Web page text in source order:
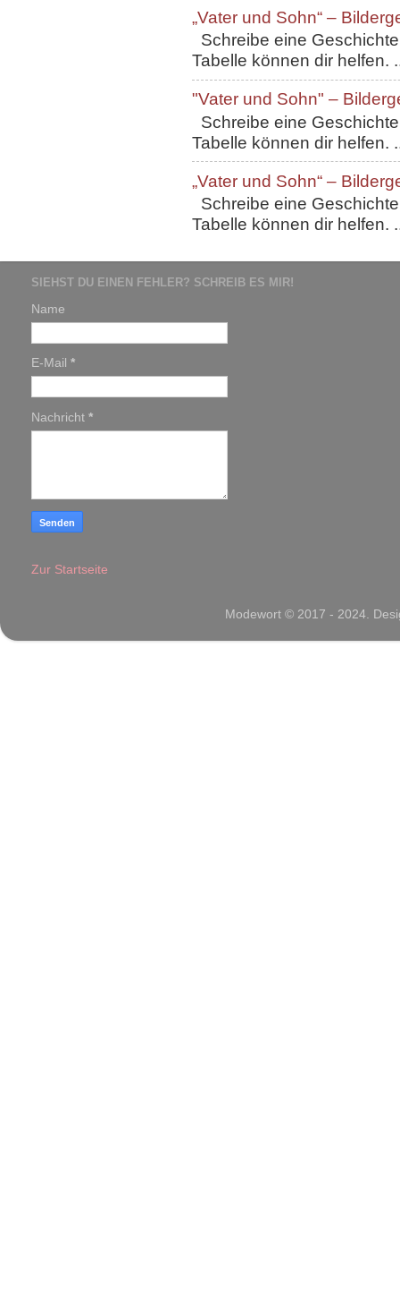
„Vater und Sohn“ –
Schreibe eine
Tabelle können dir helfen.
"Vater und Sohn" –
Schreibe eine
Tabelle können dir helfen.
„Vater und Sohn“ –
Schreibe eine
Tabelle können dir helfen.
SIEHST DU EINEN FEHLER? SCHREIB ES MIR!
Name
E-Mail *
Nachricht *
Zur Startseite
Modewort © 2017 - 2024.